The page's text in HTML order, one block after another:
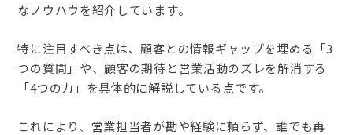
なノウハウを紹介しています。
特に注目すべき点は、顧客との情報ギャップを埋める「3
つの質問」や、顧客の期待と営業活動のズレを解消する
「4つの力」を具体的に解説している点です。
これにより、営業担当者が勘や経験に頼らず、誰でも再